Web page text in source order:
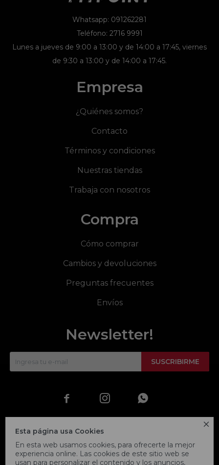

Esta página usa Cookies
En esta web usamos cookies, para ofrecerte la mejor
experiencia online. Las cookies de este sitio web se
usan para personalizar el contenido y los anuncios,
Whatsapp: 091262281
Teléfono: 2716 9991
Lunes a jueves de 9:00 a 13:00 y de 14:00 a 17:45, viernes
de 9:30 a 13:00 y de 14:00 a 17:45.
Empresa
¿Quiénes somos?
Contacto
Términos y condiciones
Nuestras tiendas
Trabaja con nosotros
Compra
Cómo comprar
Cambios y devoluciones
Preguntas frecuentes
Envíos
Newsletter!
SUSCRIBIRME
  